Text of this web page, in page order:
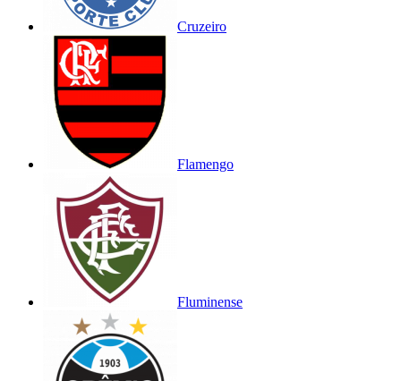
Cruzeiro
Flamengo
Fluminense